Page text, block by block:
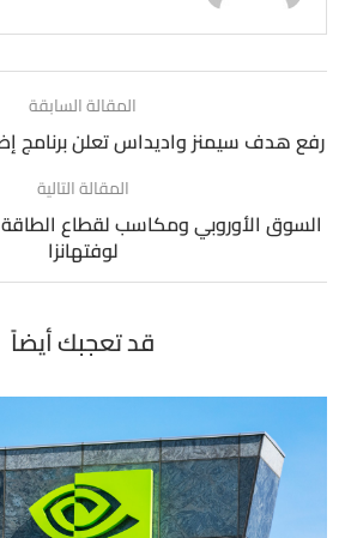
المقالة السابقة
رفع هدف سيمنز واديداس تعلن برنامج
المقالة التالية
السوق الأوروبي ومكاسب لقطاع الطاقة
لوفتهانزا
قد تعجبك أيضاً